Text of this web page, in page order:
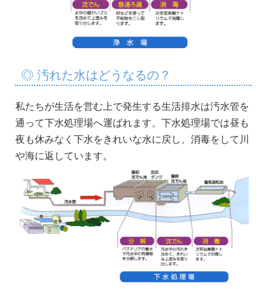
◎ 汚れた水はどうなるの？
私たちが生活を営む上で発生する生活排水は汚水管を
通って下水処理場へ運ばれます。下水処理場では昼も
夜も休みなく下水をきれいな水に戻し、消毒をして川
や海に返しています。